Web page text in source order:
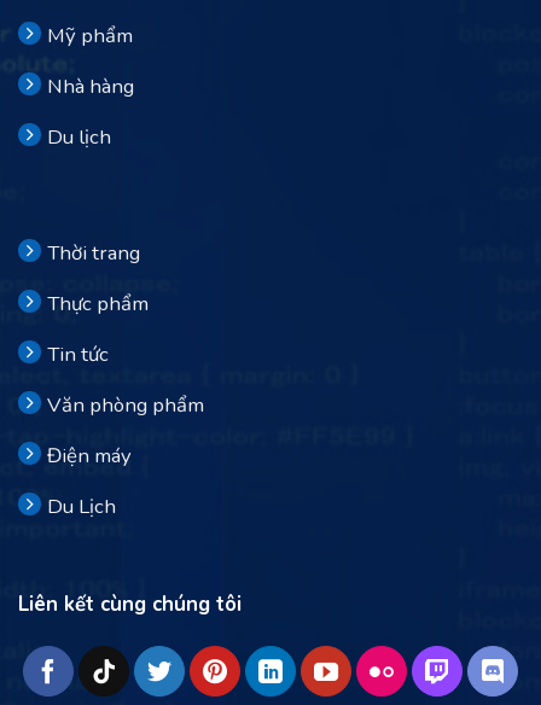
Mỹ phẩm
Nhà hàng
Du lịch
Thời trang
Thực phẩm
Tin tức
Văn phòng phẩm
Điện máy
Du Lịch
Liên kết cùng chúng tôi